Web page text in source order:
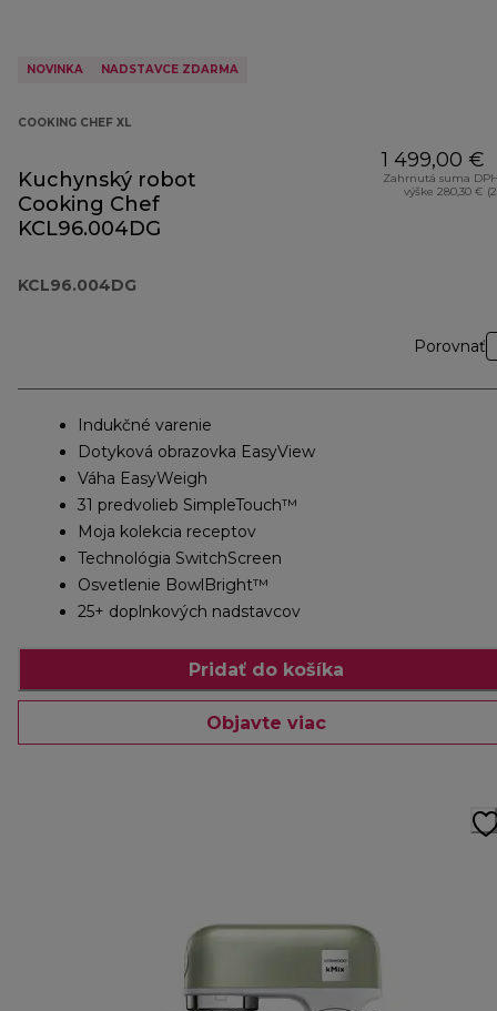
NOVINKA NADSTAVCE ZDARMA
COOKING CHEF XL
Kuchynský robot
Cooking Chef
KCL96.004DG
KCL96.004DG
1 499,00 €
Zahrnutá suma
výške 280,30 €
Porovnať
Indukčné varenie
Dotyková obrazovka EasyView
Váha EasyWeigh
31 predvolieb SimpleTouch™
Moja kolekcia receptov
Technológia SwitchScreen
Osvetlenie BowlBright™
25+ doplnkových nadstavcov
Pridať do košíka
Objavte viac